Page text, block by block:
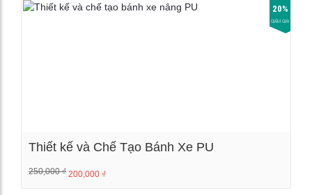
20%
GIẢM GIÁ!
Thiết kế và Chế Tạo Bánh Xe PU
250,000₫ 200,000 ₫